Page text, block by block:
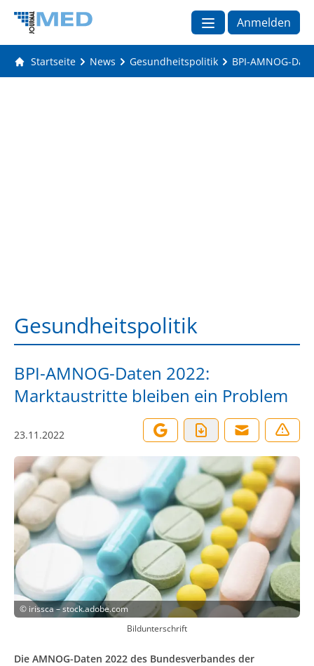
Anmelden
Startseite News Gesundheitspolitik BPI-AMNOG-
Gesundheitspolitik
BPI-AMNOG-Daten 2022:
Marktaustritte bleiben ein Problem
23.11.2022
© irissca – stock.adobe.com
Bildunterschrift
Die AMNOG-Daten 2022 des Bundesverbandes der